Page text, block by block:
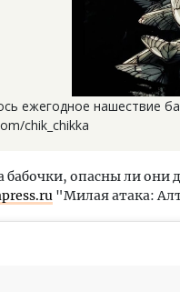
ежегодное нашествие
chik_chikka
бабочки, опасны ли
"Милая атака: